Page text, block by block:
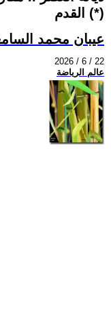
القدم (*)
عيبان محمد
2026 / 6 / 22
عالم الرياضة